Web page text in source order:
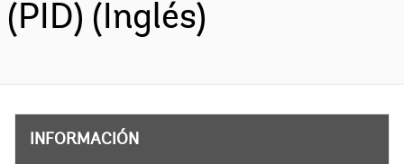
(PID) (Inglés)
INFORMACIÓN